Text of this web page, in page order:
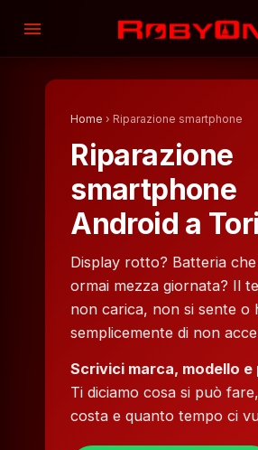
menu
Home › Riparazione smartphone
Riparazione
smartphone
Android a
Display rotto? Batteria
ormai mezza giornata? Il
non carica, non si sente o
semplicemente di non
Scrivici marca, modello e
Ti diciamo cosa si può
costa e quanto tempo ci